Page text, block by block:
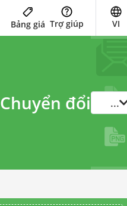
Bảng giá Trợ giúp VI
Chuyển đổi ...